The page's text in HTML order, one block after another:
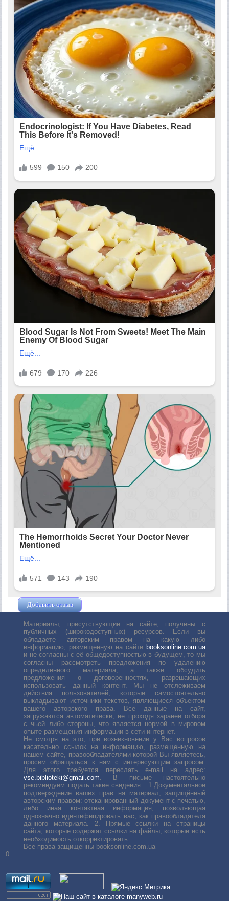
Добавить отзыв
Материалы, присутствующие на сайте, получены с
публичных (широкодоступных) ресурсов. Если вы
обладаете авторским правом на какую либо
информацию, размещенную на сайте booksonline.com.ua
и не согласны с её общедоступностью в будущем, то мы
согласны рассмотреть предложения по удалению
определенного материала, а также обсудить
предложения о договоренностях, разрешающих
использовать данный контент. Мы не отслеживаем
действия пользователей, которые самостоятельно
выкладывают источники текстов, являющиеся объектом
вашего авторского права. Все данные на сайт,
загружаются автоматически, не проходя заранее отбора
с чьей либо стороны, что является нормой в мировом
опыте размещения информации в сети интернет.
Не смотря на это, при возникновении у Вас вопросов
касательно ссылок на информацию, размещенную на
нашем сайте, правообладателями которой Вы являетесь,
просим обращаться к нам с интересующим запросом.
Для этого требуется переслать е-mail на адрес:
vse.biblioteki@gmail.com. В письме настоятельно
рекомендуем подать такие сведения : 1.Документальное
подтверждение ваших прав на материал, защищённый
авторским правом: отсканированный документ с печатью,
либо иная контактная информация, позволяющая
однозначно идентифицировать вас, как правообладателя
данного материала. 2. Прямые ссылки на страницы
сайта, которые содержат ссылки на файлы, которые есть
необходимость откорректировать.
Все права защищенны booksonline.com.ua
0